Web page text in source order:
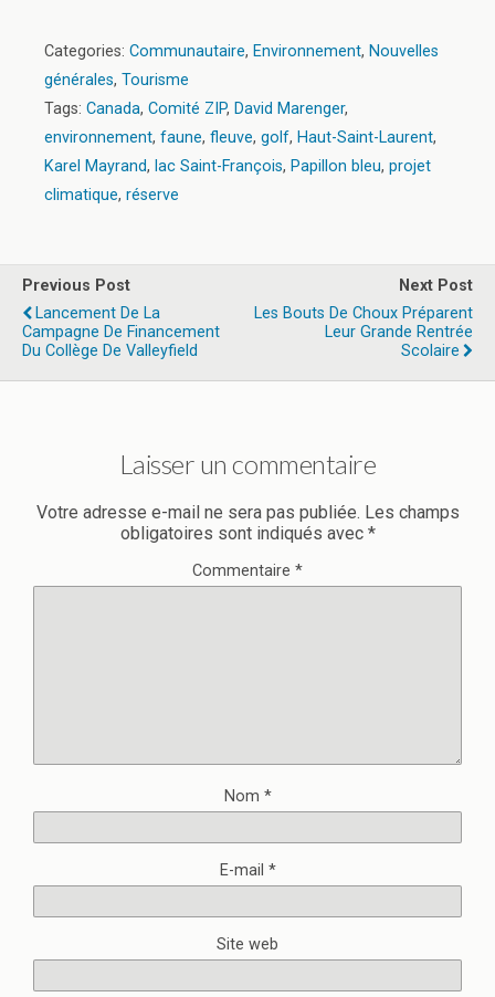
Categories: Communautaire, Environnement, Nouvelles
générales, Tourisme
Tags: Canada, Comité ZIP, David Marenger,
environnement, faune, fleuve, golf, Haut-Saint-Laurent,
Karel Mayrand, lac Saint-François, Papillon bleu, projet
climatique, réserve
Previous Post
Lancement De La
Campagne De Financement
Du Collège De Valleyfield
Next Post
Les Bouts De Choux Préparent
Leur Grande Rentrée
Scolaire
Laisser un commentaire
Votre adresse e-mail ne sera pas publiée. Les champs
obligatoires sont indiqués avec *
Commentaire *
Nom *
E-mail *
Site web